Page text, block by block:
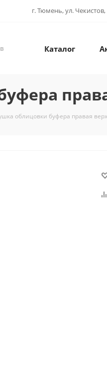
г. Тюмень, ул. Чекистов,
Каталог
облицовки буфера правая